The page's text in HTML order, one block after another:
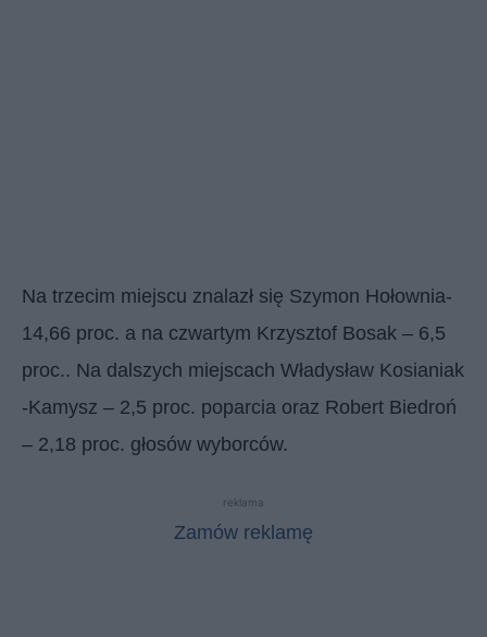
Na trzecim miejscu znalazł się Szymon Hołownia-
14,66 proc. a na czwartym Krzysztof Bosak – 6,5
proc.. Na dalszych miejscach Władysław Kosianiak
-Kamysz – 2,5 proc. poparcia oraz Robert Biedroń
– 2,18 proc. głosów wyborców.
reklama
Zamów reklamę